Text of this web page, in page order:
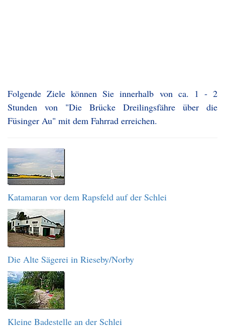
Folgende Ziele können Sie innerhalb von ca. 1 - 2
Stunden von "Die Brücke Dreilingsfähre über die
Füsinger Au" mit dem Fahrrad erreichen.
Katamaran vor dem Rapsfeld auf der Schlei
Die Alte Sägerei in Rieseby/Norby
Kleine Badestelle an der Schlei